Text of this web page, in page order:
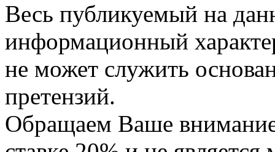
Весь публикуемый на
информационный
не может служить
претензий.
Обращаем Ваше